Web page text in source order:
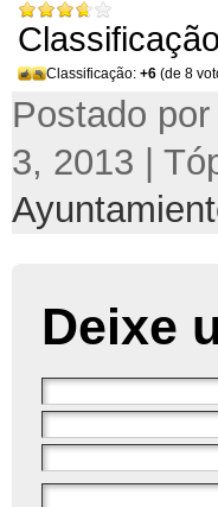
Classificação: +6 (de 8
Postado
3, 2013 |
Deixe